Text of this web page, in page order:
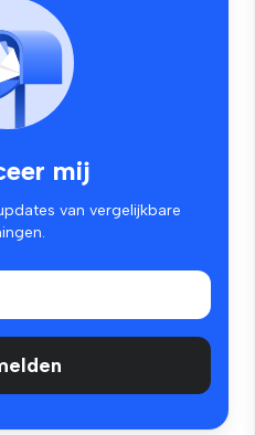
mij
van vergelijkbare